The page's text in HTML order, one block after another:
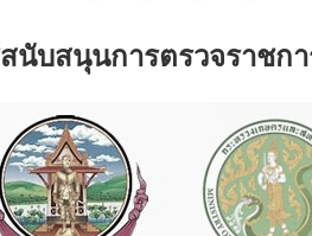
บสนุนการตรวจราชก